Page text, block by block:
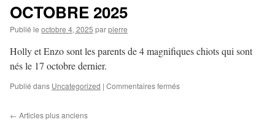
OCTOBRE 2025
Publié le octobre 4, 2025 parpierre
Holly et Enzo sont les parents de 4 magnifiques chiots qui sont
nés le 17 octobre dernier.
Publié dans Uncategorized | Commentaires ferméssur
← Articles plus anciens